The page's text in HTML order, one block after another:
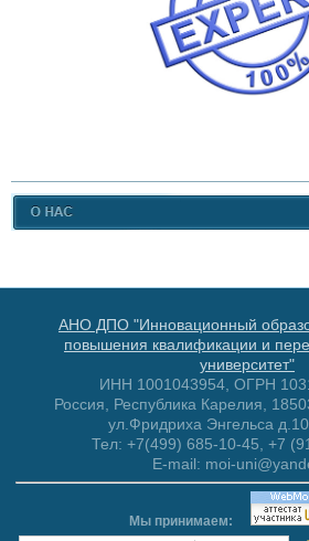
АНО ДПО "Инновационный
повышения квалификации и
университет"
ИНН 1001043954, ОГРН
Россия, Республика Карелия,
ул.Фридриха Энгельса
Тел: +7(499) 685-10-45, +7
E-mail: moi-
Мы принимаем: